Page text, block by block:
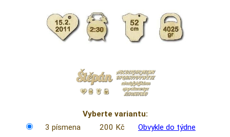
Vyberte variantu:
3 písmena
200 Kč
Obvykle do týdne